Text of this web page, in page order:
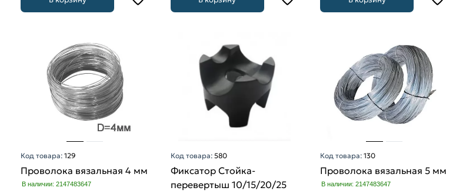
Код товара:129
Проволока вязальная 4 мм
В наличии: 2147483647
Код товара: 580
Фиксатор Стойка-
перевертыш 10/15/20/25
Код товара:130
Проволока вязальная 5 мм
В наличии: 2147483647